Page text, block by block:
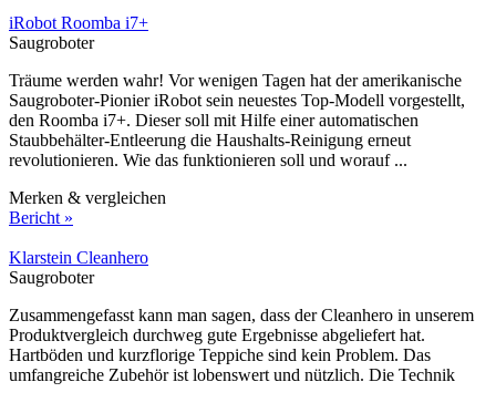
iRobot Roomba i7+
Saugroboter
Träume werden wahr! Vor wenigen Tagen hat der amerikanische
Saugroboter-Pionier iRobot sein neuestes Top-Modell vorgestellt,
den Roomba i7+. Dieser soll mit Hilfe einer automatischen
Staubbehälter-Entleerung die Haushalts-Reinigung erneut
revolutionieren. Wie das funktionieren soll und worauf ...
Merken & vergleichen
Bericht »
Klarstein Cleanhero
Saugroboter
Zusammengefasst kann man sagen, dass der Cleanhero in unserem
Produktvergleich durchweg gute Ergebnisse abgeliefert hat.
Hartböden und kurzflorige Teppiche sind kein Problem. Das
umfangreiche Zubehör ist lobenswert und nützlich. Die Technik